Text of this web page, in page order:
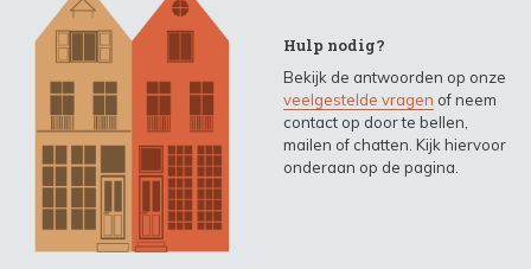
Hulp nodig?
Bekijk de antwoorden op onze
veelgestelde vragen of neem
contact op door te bellen,
mailen of chatten. Kijk hiervoor
onderaan op de pagina.